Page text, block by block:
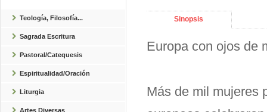
Teología, Filosofía...
Sagrada Escritura
Pastoral/Catequesis
Espiritualidad/Oración
Liturgia
Artes Diversas
Sinopsis
Europa con ojos de
Más de mil mujeres